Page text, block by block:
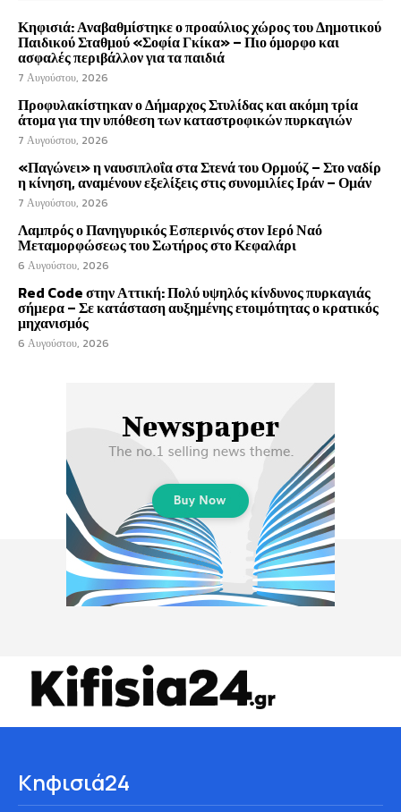
Κηφισιά: Αναβαθμίστηκε ο προαύλιος χώρος του Δημοτικού
Παιδικού Σταθμού «Σοφία Γκίκα» – Πιο όμορφο και
ασφαλές περιβάλλον για τα παιδιά
7 Αυγούστου, 2026
Προφυλακίστηκαν ο Δήμαρχος Στυλίδας και ακόμη τρία
άτομα για την υπόθεση των καταστροφικών πυρκαγιών
7 Αυγούστου, 2026
«Παγώνει» η ναυσιπλοΐα στα Στενά του Ορμούζ – Στο ναδίρ
η κίνηση, αναμένουν εξελίξεις στις συνομιλίες Ιράν – Ομάν
7 Αυγούστου, 2026
Λαμπρός ο Πανηγυρικός Εσπερινός στον Ιερό Ναό
Μεταμορφώσεως του Σωτήρος στο Κεφαλάρι
6 Αυγούστου, 2026
Red Code στην Αττική: Πολύ υψηλός κίνδυνος πυρκαγιάς
σήμερα – Σε κατάσταση αυξημένης ετοιμότητας ο κρατικός
μηχανισμός
6 Αυγούστου, 2026
Κηφισιά24